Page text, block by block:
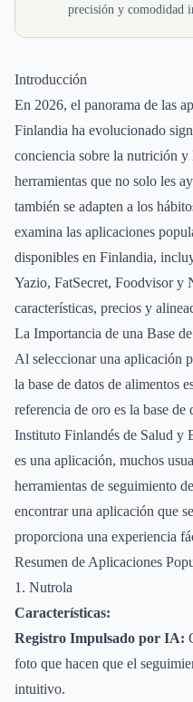
precisión y comodidad
Introducción
En 2026, el panorama de las
Finlandia ha evolucionado
conciencia sobre la nutrición y
herramientas que no solo les
también se adapten a los
examina las aplicaciones
disponibles en Finlandia,
Yazio, FatSecret, Foodvisor y
características, precios y
La Importancia de una Base
Al seleccionar una aplicación
la base de datos de alimentos
referencia de oro es la base
Instituto Finlandés de Salud
es una aplicación, muchos
herramientas de seguimiento
encontrar una aplicación que
proporciona una experiencia
Resumen de Aplicaciones
1. Nutrola
Características:
Registro Impulsado por IA:
foto que hacen que el
intuitivo.